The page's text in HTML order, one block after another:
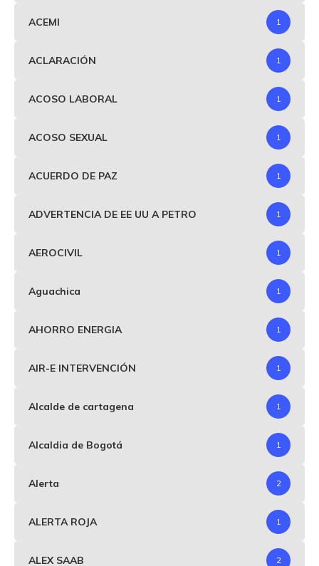
ACEMI 1
ACLARACIÓN 1
ACOSO LABORAL 1
ACOSO SEXUAL 1
ACUERDO DE PAZ 1
ADVERTENCIA DE EE UU A PETRO 1
AEROCIVIL 1
Aguachica 1
AHORRO ENERGIA 1
AIR-E INTERVENCIÓN 1
Alcalde de cartagena 1
Alcaldia de Bogotá 1
Alerta 2
ALERTA ROJA 1
ALEX SAAB 2